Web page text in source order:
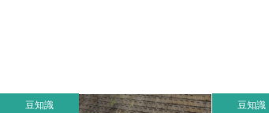
豆知識 豆知識